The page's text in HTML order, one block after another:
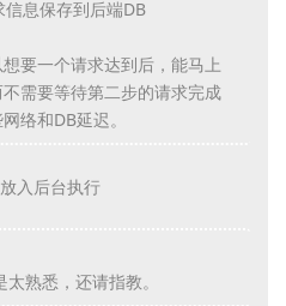
息保存到后端DB
要一个请求达到后， 能马上
需要等待第二步的请求完成
络和DB延迟。
入后台执行
熟悉，还请指教。